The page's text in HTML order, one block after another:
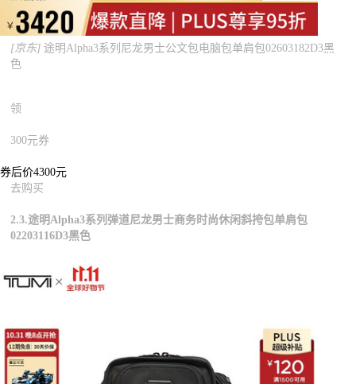
[京东] 途明Alpha3系列尼龙男士公文包电脑包单肩包02603182D3黑
色
领
300元券
券后价4300元
去购买
2.3.途明Alpha3系列弹道尼龙男士商务时尚休闲斜挎包单肩包
02203116D3黑色